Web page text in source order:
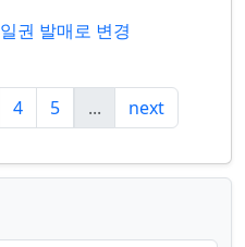
권 발매로 변경
4 5 ... next